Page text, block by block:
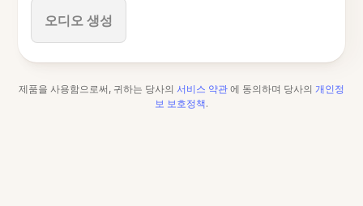
오디오 생성
중지
제품을 사용함으로써, 귀하는 당사의 서비스 약관 에 동의하며 당사의 개인정
보 보호정책.